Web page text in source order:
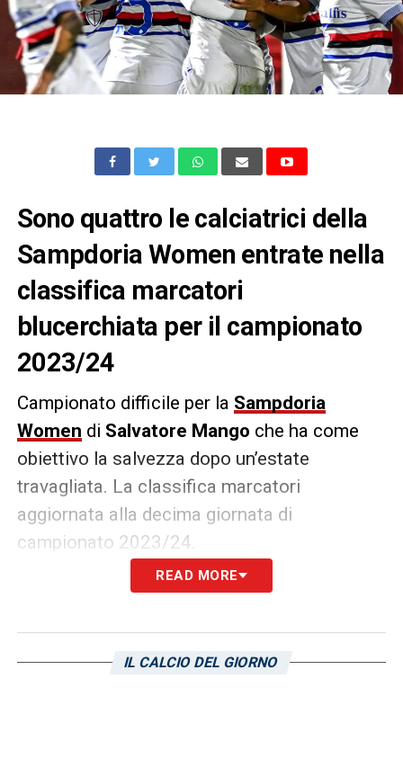
Sono quattro le calciatrici della
Sampdoria Women entrate nella
classifica marcatori
blucerchiata per il campionato
2023/24
Campionato difficile per la Sampdoria
Women di Salvatore Mango che ha come
obiettivo la salvezza dopo un’estate
travagliata. La classifica marcatori
aggiornata alla decima giornata di
campionato 2023/24.
Marcatori Sampdoria Women
Taty 3 gol
READ MORE
IL CALCIO DEL GIORNO